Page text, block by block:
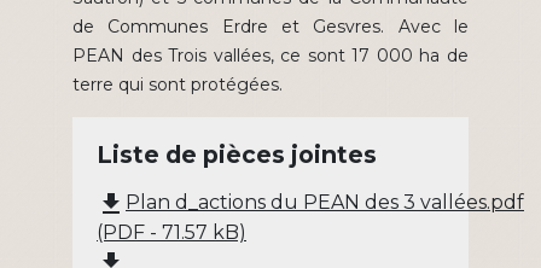
de Communes Erdre et Gesvres. Avec le
PEAN des Trois vallées, ce sont 17 000 ha de
terre qui sont protégées.
Liste de pièces jointes
file_download Plan d_actions du PEAN des 3 vallées.pdf
(PDF - 71.57 kB)